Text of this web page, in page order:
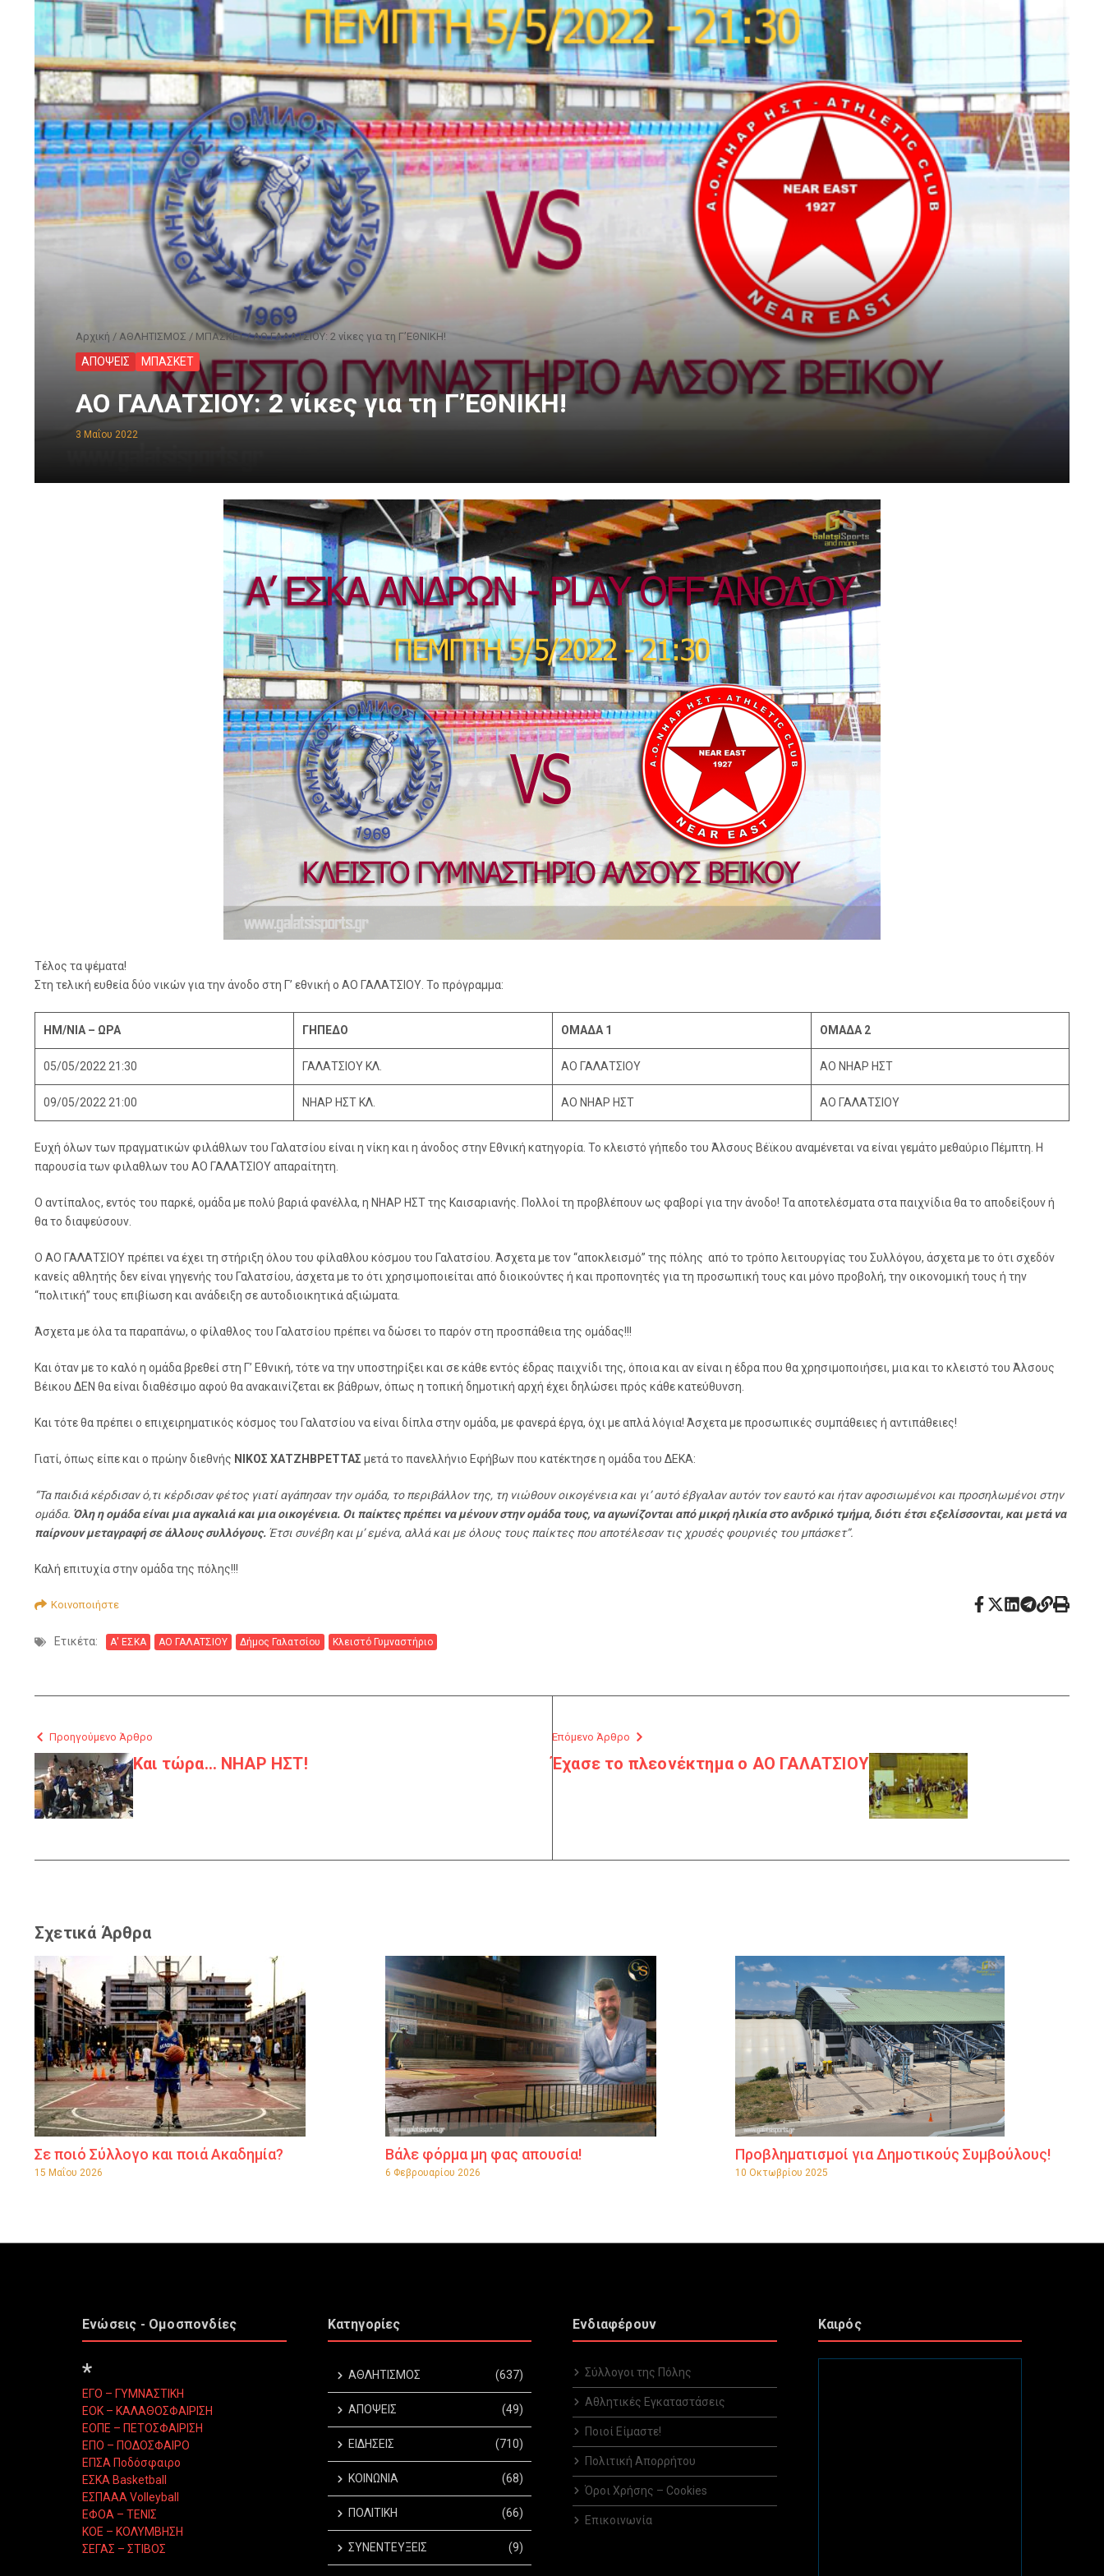
Αρχική / ΑΘΛΗΤΙΣΜΟΣ / ΜΠΑΣΚΕΤ/ΑΟ ΓΑΛΑΤΣΙΟΥ: 2 νίκες για τη Γ’ΕΘΝΙΚΗ!
ΑΠΟΨΕΙΣ ΜΠΑΣΚΕΤ
ΑΟ ΓΑΛΑΤΣΙΟΥ: 2 νίκες για τη Γ’ΕΘΝΙΚΗ!
3 Μαΐου 2022
Τέλος τα ψέματα!
Στη τελική ευθεία δύο νικών για την άνοδο στη Γ’ εθνική ο ΑΟ ΓΑΛΑΤΣΙΟΥ. Το πρόγραμμα:
ΗΜ/ΝΙΑ – ΩΡΑ ΓΗΠΕΔΟ ΟΜΑΔΑ 1 ΟΜΑΔΑ 2
05/05/2022 21:30 ΓΑΛΑΤΣΙΟΥ ΚΛ. ΑΟ ΓΑΛΑΤΣΙΟΥ ΑΟ ΝΗΑΡ ΗΣΤ
09/05/2022 21:00 ΝΗΑΡ ΗΣΤ ΚΛ. ΑΟ ΝΗΑΡ ΗΣΤ ΑΟ ΓΑΛΑΤΣΙΟΥ
Ευχή όλων των πραγματικών φιλάθλων του Γαλατσίου είναι η νίκη και η άνοδος στην Εθνική κατηγορία. Το κλειστό γήπεδο του Άλσους Βέϊκου αναμένεται να είναι γεμάτο μεθαύριο Πέμπτη. Η
παρουσία των φιλαθλων του ΑΟ ΓΑΛΑΤΣΙΟΥ απαραίτητη.
Ο αντίπαλος, εντός του παρκέ, ομάδα με πολύ βαριά φανέλλα, η NHAΡ ΗΣΤ της Καισαριανής. Πολλοί τη προβλέπουν ως φαβορί για την άνοδο! Τα αποτελέσματα στα παιχνίδια θα το αποδείξουν ή
θα το διαψεύσουν.
Ο ΑΟ ΓΑΛΑΤΣΙΟΥ πρέπει να έχει τη στήριξη όλου του φίλαθλου κόσμου του Γαλατσίου. Άσχετα με τον “αποκλεισμό” της πόλης από το τρόπο λειτουργίας του Συλλόγου, άσχετα με το ότι σχεδόν
κανείς αθλητής δεν είναι γηγενής του Γαλατσίου, άσχετα με το ότι χρησιμοποιείται από διοικούντες ή και προπονητές για τη προσωπική τους και μόνο προβολή, την οικονομική τους ή την
“πολιτική” τους επιβίωση και ανάδειξη σε αυτοδιοικητικά αξιώματα.
Άσχετα με όλα τα παραπάνω, ο φίλαθλος του Γαλατσίου πρέπει να δώσει το παρόν στη προσπάθεια της ομάδας!!!
Και όταν με το καλό η ομάδα βρεθεί στη Γ’ Εθνική, τότε να την υποστηρίξει και σε κάθε εντός έδρας παιχνίδι της, όποια και αν είναι η έδρα που θα χρησιμοποιήσει, μια και το κλειστό του Άλσους
Βέικου ΔΕΝ θα είναι διαθέσιμο αφού θα ανακαινίζεται εκ βάθρων, όπως η τοπική δημοτική αρχή έχει δηλώσει πρός κάθε κατεύθυνση.
Και τότε θα πρέπει ο επιχειρηματικός κόσμος του Γαλατσίου να είναι δίπλα στην ομάδα, με φανερά έργα, όχι με απλά λόγια! Άσχετα με προσωπικές συμπάθειες ή αντιπάθειες!
Γιατί, όπως είπε και ο πρώην διεθνής ΝΙΚΟΣ ΧΑΤΖΗΒΡΕΤΤΑΣ μετά το πανελλήνιο Εφήβων που κατέκτησε η ομάδα του ΔΕΚΑ:
“Τα παιδιά κέρδισαν ό,τι κέρδισαν φέτος γιατί αγάπησαν την ομάδα, το περιβάλλον της, τη νιώθουν οικογένεια και γι’ αυτό έβγαλαν αυτόν τον εαυτό και ήταν αφοσιωμένοι και προσηλωμένοι στην
ομάδα. Όλη η ομάδα είναι μια αγκαλιά και μια οικογένεια. Οι παίκτες πρέπει να μένουν στην ομάδα τους, να αγωνίζονται από μικρή ηλικία στο ανδρικό τμήμα, διότι έτσι εξελίσσονται, και μετά να
παίρνουν μεταγραφή σε άλλους συλλόγους. Έτσι συνέβη και μ’ εμένα, αλλά και με όλους τους παίκτες που αποτέλεσαν τις χρυσές φουρνιές του μπάσκετ”.
Καλή επιτυχία στην ομάδα της πόλης!!!
Κοινοποιήστε
Ετικέτα: Α' ΕΣΚΑ ΑΟ ΓΑΛΑΤΣΙΟΥ Δήμος Γαλατσίου Κλειστό Γυμναστήριο
Προηγούμενο Άρθρο
Και τώρα… ΝΗΑΡ ΗΣΤ!
Επόμενο Άρθρο
Έχασε το πλεονέκτημα ο ΑΟ ΓΑΛΑΤΣΙΟΥ
Σχετικά Άρθρα
Σε ποιό Σύλλογο και ποιά Ακαδημία?
15 Μαΐου 2026
Βάλε φόρμα μη φας απουσία!
6 Φεβρουαρίου 2026
Προβληματισμοί για Δημοτικούς Συμβούλους!
10 Οκτωβρίου 2025
Ενώσεις - Ομοσπονδίες
*
ΕΓΟ – ΓΥΜΝΑΣΤΙΚΗ
ΕΟΚ – ΚΑΛΑΘΟΣΦΑΙΡΙΣΗ
ΕΟΠΕ – ΠΕΤΟΣΦΑΙΡΙΣΗ
ΕΠΟ – ΠΟΔΟΣΦΑΙΡΟ
ΕΠΣΑ Ποδόσφαιρο
ΕΣΚΑ Basketball
ΕΣΠΑΑΑ Volleyball
ΕΦΟΑ – ΤΕΝΙΣ
ΚΟΕ – ΚΟΛΥΜΒΗΣΗ
ΣΕΓΑΣ – ΣΤΙΒΟΣ
Κατηγορίες
ΑΘΛΗΤΙΣΜΟΣ (637)
ΑΠΟΨΕΙΣ (49)
ΕΙΔΗΣΕΙΣ (710)
ΚΟΙΝΩΝΙΑ (68)
ΠΟΛΙΤΙΚΗ (66)
ΣΥΝΕΝΤΕΥΞΕΙΣ (9)
Ενδιαφέρουν
Σύλλογοι της Πόλης
Αθλητικές Εγκαταστάσεις
Ποιοί Είμαστε!
Πολιτική Απορρήτου
Όροι Χρήσης – Cookies
Επικοινωνία
Καιρός